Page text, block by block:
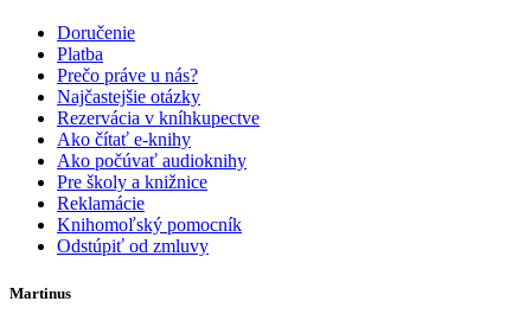
Doručenie
Platba
Prečo práve u nás?
Najčastejšie otázky
Rezervácia v kníhkupectve
Ako čítať e-knihy
Ako počúvať audioknihy
Pre školy a knižnice
Reklamácie
Knihomoľský pomocník
Odstúpiť od zmluvy
Martinus